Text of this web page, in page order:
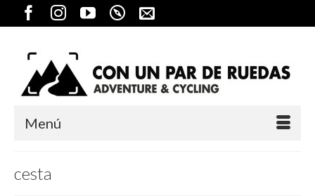
Menú
cesta